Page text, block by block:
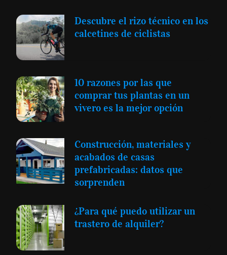
Descubre el rizo técnico en los
calcetines de ciclistas
10 razones por las que
comprar tus plantas en un
vivero es la mejor opción
Construcción, materiales y
acabados de casas
prefabricadas: datos que
sorprenden
¿Para qué puedo utilizar un
trastero de alquiler?